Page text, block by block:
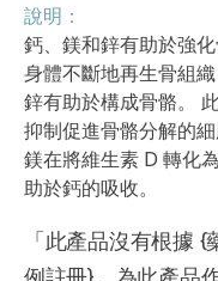
說明：
鈣、鎂和鋅有助於強化
身體不斷地再生骨組
鋅有助於構成骨骼。
抑制促進骨骼分解的細
鎂在將維生素 D 轉化
助於鈣的吸收。
「此產品沒有根據